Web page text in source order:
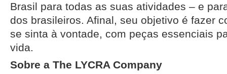
Brasil para todas as suas atividades – e
dos brasileiros. Afinal, seu objetivo é fazer
se sinta à vontade, com peças essenciais
vida.
Sobre a The LYCRA Company